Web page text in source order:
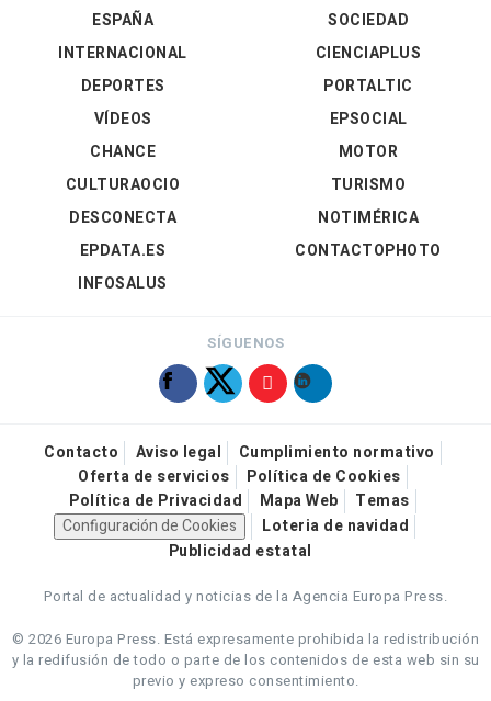
ESPAÑA
INTERNACIONAL
DEPORTES
VÍDEOS
SOCIEDAD
CIENCIAPLUS
PORTALTIC
EPSOCIAL
CHANCE
CULTURAOCIO
DESCONECTA
EPDATA.ES
INFOSALUS
MOTOR
TURISMO
NOTIMÉRICA
CONTACTOPHOTO
SÍGUENOS
Contacto Aviso legal
Cumplimiento normativo
Oferta de servicios
Política de Cookies
Política de Privacidad
Mapa Web
Temas
Configuración de Cookies
Loteria de navidad
Publicidad estatal
Portal de actualidad y noticias de la Agencia Europa Press.
© 2026 Europa Press. Está expresamente prohibida la redistribución
y la redifusión de todo o parte de los contenidos de esta web sin su
previo y expreso consentimiento.